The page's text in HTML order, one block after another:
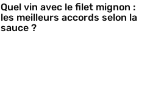
Quel vin avec le filet mignon :
les meilleurs accords selon la
sauce ?